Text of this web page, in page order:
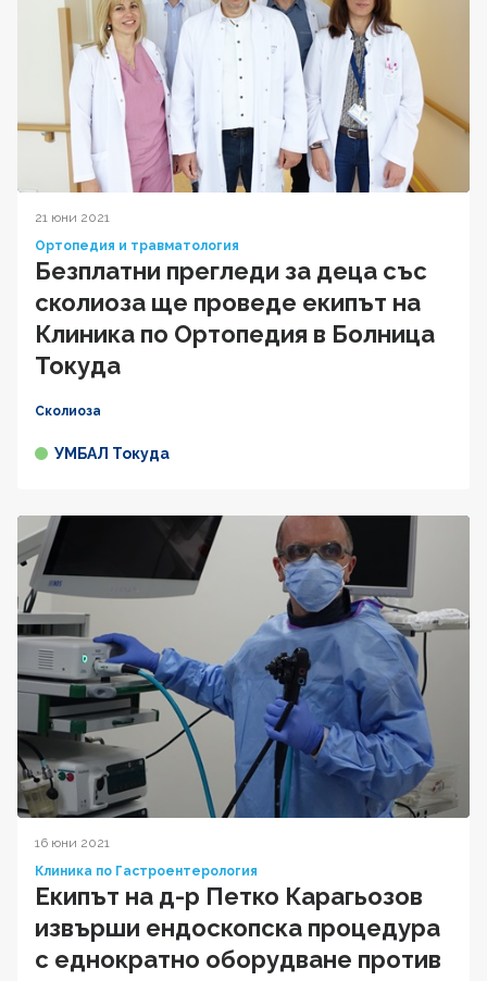
21 юни 2021
Ортопедия и травматология
Безплатни прегледи за деца със
сколиоза ще проведе екипът на
Клиника по Ортопедия в Болница
Токуда
Сколиоза
УМБАЛ Токуда
16 юни 2021
Клиника по Гастроентерология
Екипът на д-р Петко Карагьозов
извърши ендоскопска процедура
с еднократно оборудване против